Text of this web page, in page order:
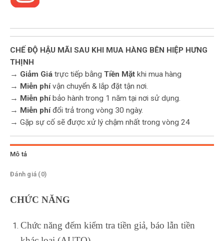
CHẾ ĐỘ HẬU MÃI SAU KHI MUA HÀNG BÊN HIỆP HƯNG
THỊNH
→ Giảm Giá trực tiếp bằng Tiền Mặt khi mua hàng
→ Miễn phívận chuyển & lắp đặt tận nơi.
→ Miễn phíbảo hành trong 1 năm tại nơi sử dụng.
→ Miễn phíđổi trả trong vòng 30 ngày.
→ Gặp sự cố sẽ được xử lý chậm nhất trong vòng 24
Mô tả
Đánh giá (0)
CHỨC NĂNG
Chức năng đếm kiểm tra tiền giả, báo lẫn tiền